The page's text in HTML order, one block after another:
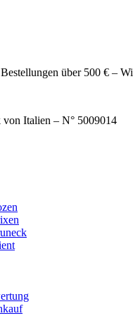
über 500 € –
Italien – N° 5009014